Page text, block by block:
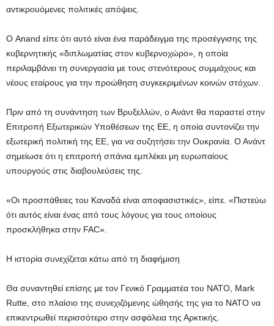
αντικρουόμενες πολιτικές απόψεις.
Ο Anand είπε ότι αυτό είναι ένα παράδειγμα της προσέγγισης της
κυβερνητικής «διπλωματίας στον κυβερνοχώρο», η οποία
περιλαμβάνει τη συνεργασία με τους στενότερους συμμάχους και
νέους εταίρους για την προώθηση συγκεκριμένων κοινών στόχων.
Πριν από τη συνάντηση των Βρυξελλών, ο Ανάντ θα παραστεί στην
Επιτροπή Εξωτερικών Υποθέσεων της ΕΕ, η οποία συντονίζει την
εξωτερική πολιτική της ΕΕ, για να συζητήσει την Ουκρανία. Ο Ανάντ
σημείωσε ότι η επιτροπή σπάνια εμπλέκει μη ευρωπαίους
υπουργούς στις διαβουλεύσεις της.
«Οι προσπάθειες του Καναδά είναι αποφασιστικές», είπε. «Πιστεύω
ότι αυτός είναι ένας από τους λόγους για τους οποίους
προσκλήθηκα στην FAC».
Η ιστορία συνεχίζεται κάτω από τη διαφήμιση
Θα συναντηθεί επίσης με τον Γενικό Γραμματέα του ΝΑΤΟ, Mark
Rutte, στο πλαίσιο της συνεχιζόμενης ώθησής της για το ΝΑΤΟ να
επικεντρωθεί περισσότερο στην ασφάλεια της Αρκτικής.